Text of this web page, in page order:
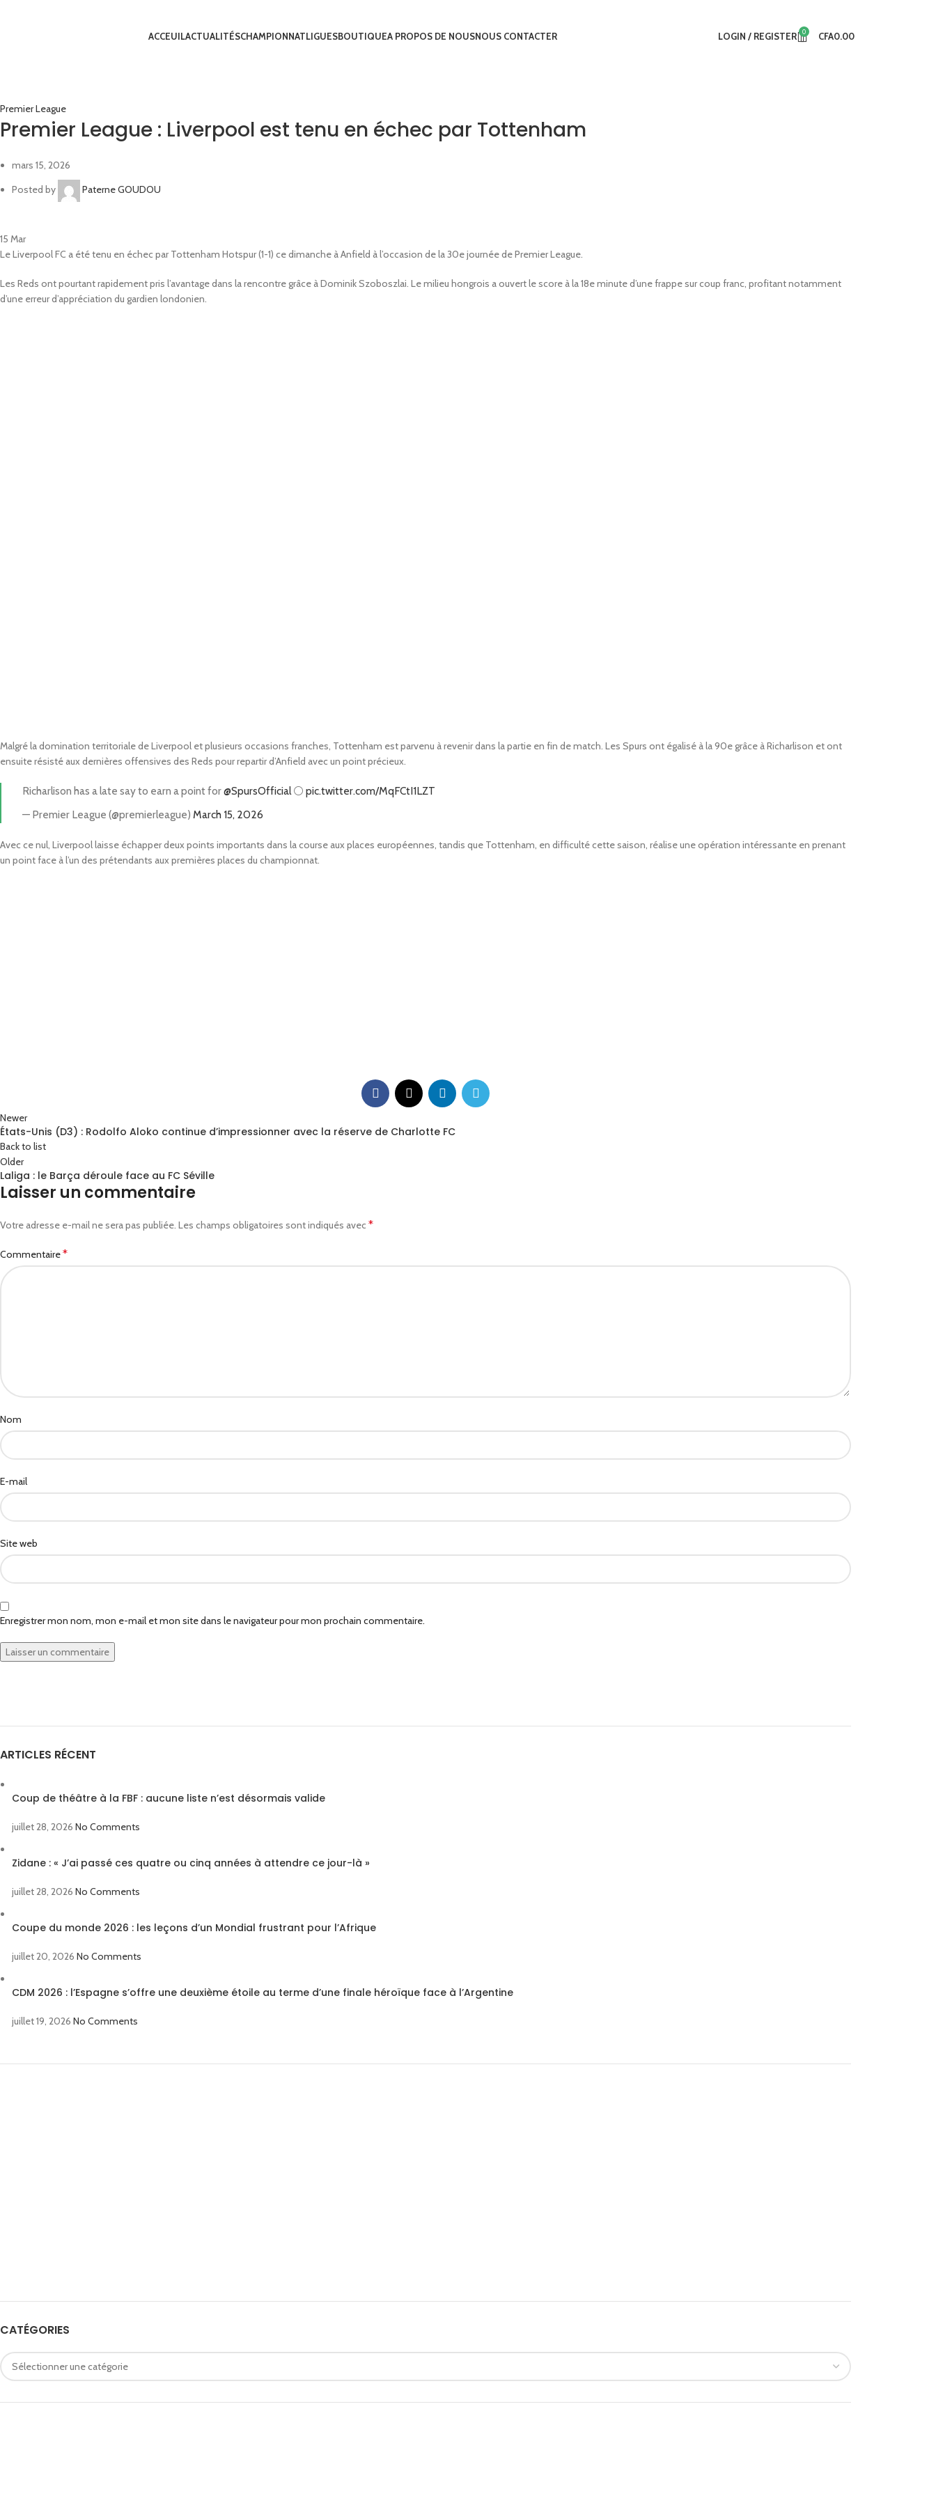
ACCEUILACTUALITÉSCHAMPIONNATLIGUESBOUTIQUEA PROPOS DE NOUSNOUS CONTACTER LOGIN / REGISTER 0 CFA0.00
Premier League
Premier League : Liverpool est tenu en échec par Tottenham
mars 15, 2026
Posted by
Paterne GOUDOU
15 Mar
Le Liverpool FC a été tenu en échec par Tottenham Hotspur (1-1) ce dimanche à Anfield à l’occasion de la 30e journée de Premier League.
Les Reds ont pourtant rapidement pris l’avantage dans la rencontre grâce à Dominik Szoboszlai. Le milieu hongrois a ouvert le score à la 18e minute d’une frappe sur coup franc, profitant notamment
d’une erreur d’appréciation du gardien londonien.
Malgré la domination territoriale de Liverpool et plusieurs occasions franches, Tottenham est parvenu à revenir dans la partie en fin de match. Les Spurs ont égalisé à la 90e grâce à Richarlison et ont
ensuite résisté aux dernières offensives des Reds pour repartir d’Anfield avec un point précieux.
Richarlison has a late say to earn a point for@SpursOfficial⚪️ pic.twitter.com/MqFCtI1LZT
— Premier League (@premierleague) March 15, 2026
Avec ce nul, Liverpool laisse échapper deux points importants dans la course aux places européennes, tandis que Tottenham, en difficulté cette saison, réalise une opération intéressante en prenant
un point face à l’un des prétendants aux premières places du championnat.
Newer
États-Unis (D3) : Rodolfo Aloko continue d’impressionner avec la réserve de Charlotte FC
Back to list
Older
Laliga : le Barça déroule face au FC Séville
Laisser un commentaire
Votre adresse e-mail ne sera pas publiée. Les champs obligatoires sont indiqués avec *
Commentaire*
Nom
E-mail
Site web
Enregistrer mon nom, mon e-mail et mon site dans le navigateur pour mon prochain commentaire.
ARTICLES RÉCENT
Coup de théâtre à la FBF : aucune liste n’est désormais valide
juillet 28, 2026 No Comments
Zidane : « J’ai passé ces quatre ou cinq années à attendre ce jour-là »
juillet 28, 2026 No Comments
Coupe du monde 2026 : les leçons d’un Mondial frustrant pour l’Afrique
juillet 20, 2026 No Comments
CDM 2026 : l’Espagne s’offre une deuxième étoile au terme d’une finale héroïque face à l’Argentine
juillet 19, 2026 No Comments
CATÉGORIES